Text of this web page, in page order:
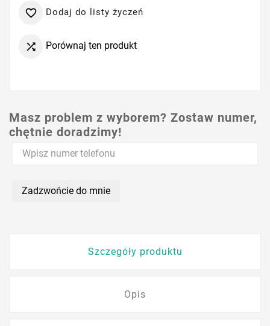
 Dodaj do listy życzeń
 Porównaj ten produkt
Masz problem z wyborem? Zostaw numer,
chętnie doradzimy!
Zadzwońcie do mnie
Szczegóły produktu
Opis